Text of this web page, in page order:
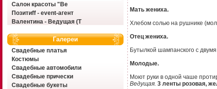
Салон красоты "Ве
Позитиff - event-агент
Валентина - Ведущая (Т
Галереи
Свадебные платья
Костюмы
Свадебные автомобили
Свадебные прически
Свадебные букеты
Мать жениха.
Хлебом солью на рушнике
Отец жениха.
Бутылкой шампанского с
Молодые.
Моют руки в одной чаше
Ведущая. 3 ленты розовая,